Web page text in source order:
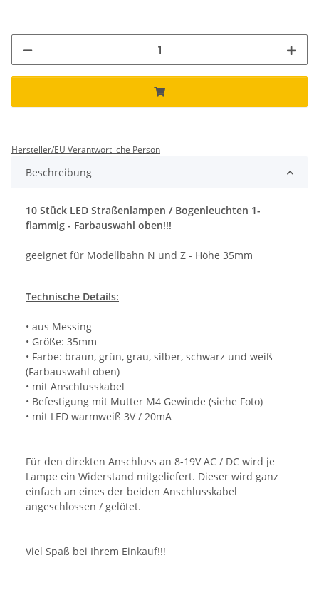
Hersteller/EU Verantwortliche Person
Beschreibung
10 Stück LED Straßenlampen / Bogenleuchten 1-
flammig - Farbauswahl oben!!!
geeignet für Modellbahn N und Z - Höhe 35mm
Technische Details:
• aus Messing
• Größe: 35mm
• Farbe: braun, grün, grau, silber, schwarz und weiß
(Farbauswahl oben)
• mit Anschlusskabel
• Befestigung mit Mutter M4 Gewinde (siehe Foto)
• mit LED warmweiß 3V / 20mA
Für den direkten Anschluss an 8-19V AC / DC wird je
Lampe ein Widerstand mitgeliefert. Dieser wird ganz
einfach an eines der beiden Anschlusskabel
angeschlossen / gelötet.
Viel Spaß bei Ihrem Einkauf!!!